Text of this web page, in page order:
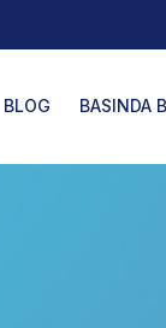
BLOG BASINDA